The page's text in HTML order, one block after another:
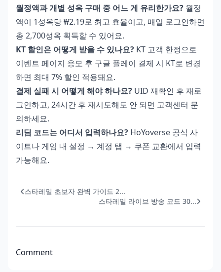
월정액과 개별 성옥 구매 중 어느 게 유리한가요? 월정
액이 1성옥당 ₩2.19로 최고 효율이고, 매일 로그인하면
총 2,700성옥 획득할 수 있어요.
KT 할인은 어떻게 받을 수 있나요? KT 고객 한정으로
이벤트 페이지 응모 후 구글 플레이 결제 시 KT로 변경
하면 최대 7% 할인 적용돼요.
결제 실패 시 어떻게 해야 하나요? UID 재확인 후 재로
그인하고, 24시간 후 재시도해도 안 되면 고객센터 문
의하세요.
리딤 코드는 어디서 입력하나요? HoYoverse 공식 사
이트나 게임 내 설정 → 계정 탭 → 쿠폰 교환에서 입력
가능해요.
스타레일 초보자 완벽 가이드 2...
스타레일 라이브 방송 코드 30...
Comment